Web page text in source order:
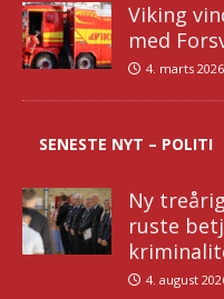
Viking
med
4. marts 2026
SENESTE NYT – POLITI
Ny
ruste
4. august